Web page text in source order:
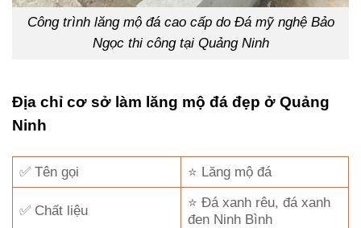
Công trình lăng mộ đá cao cấp do Đá mỹ nghệ Bảo
Ngọc thi công tại Quảng Ninh
Địa chỉ cơ sở làm lăng mộ đá đẹp ở Quảng
Ninh
✅ Tên gọi ⭐ Lăng mộ đá
✅ Chất liệu
⭐ Đá xanh rêu, đá xanh
đen Ninh Bình